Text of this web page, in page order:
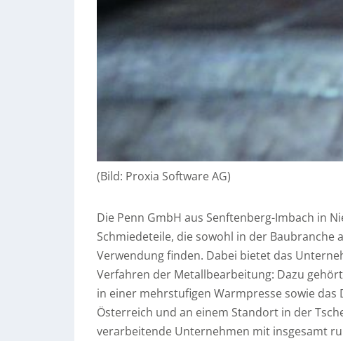
(Bild: Proxia Software AG)
Die Penn GmbH aus Senftenberg-Imbach in
Schmiedeteile, die sowohl in der
Verwendung finden. Dabei bietet das
Verfahren der Metallbearbeitung: Dazu
in einer mehrstufigen Warmpresse sowie
Österreich und an einem Standort in der
verarbeitende Unternehmen mit insgesamt